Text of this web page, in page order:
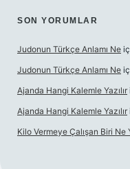
SON YORUMLAR
Judonun Türkçe Anlamı Ne
Judonun Türkçe Anlamı Ne
Ajanda Hangi Kalemle Yazılır
Ajanda Hangi Kalemle Yazılır
Kilo Vermeye Çalışan Biri Ne